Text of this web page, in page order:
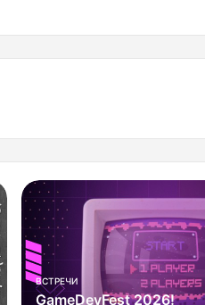
КОНЦЕРТЫ
PRIME FEST